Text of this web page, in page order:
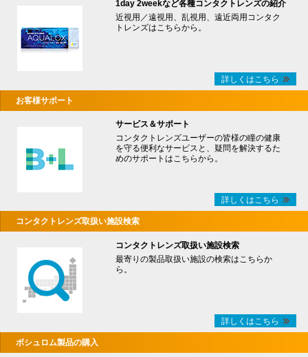
1day 2weekなど各種コンタクトレンズの紹介
近視用／遠視用、乱視用、遠近両用コンタク
トレンズはこちらから。
詳しくはこちら
お客様サポート
サービス＆サポート
コンタクトレンズユーザーの皆様の瞳の健康
を守る便利なサービスと、疑問を解決するた
めのサポートはこちらから。
詳しくはこちら
コンタクトレンズ取扱い施設検索
コンタクトレンズ取扱い施設検索
最寄りの製品取扱い施設の検索はこちらか
ら。
詳しくはこちら
ボシュロム製品の購入